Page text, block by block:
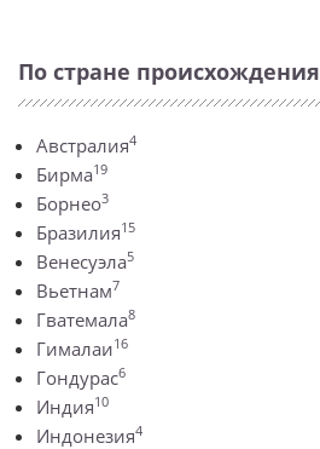
По стране происхождения
Австралия4
Бирма19
Борнео3
Бразилия15
Венесуэла5
Вьетнам7
Гватемала8
Гималаи16
Гондурас6
Индия10
Индонезия4